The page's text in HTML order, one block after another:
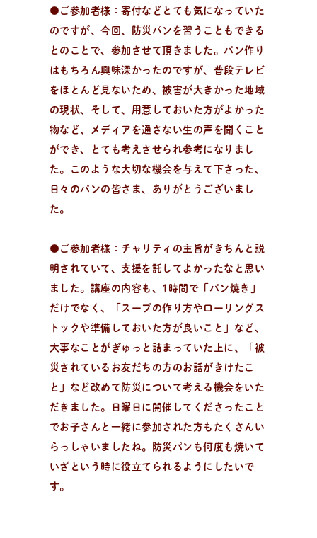
●ご参加者様：寄付などとても気になっていた
のですが、今回、防災パンを習うこともできる
とのことで、参加させて頂きました。パン作り
はもちろん興味深かったのですが、普段テレビ
をほとんど見ないため、被害が大きかった地域
の現状、そして、用意しておいた方がよかった
物など、メディアを通さない生の声を聞くこと
ができ、とても考えさせられ参考になりまし
た。このような大切な機会を与えて下さった、
日々のパンの皆さま、ありがとうございまし
た。
●ご参加者様：チャリティの主旨がきちんと説
明されていて、支援を託してよかったなと思い
ました。講座の内容も、1時間で「パン焼き」
だけでなく、「スープの作り方やローリングス
トックや準備しておいた方が良いこと」など、
大事なことがぎゅっと詰まっていた上に、「被
災されているお友だちの方のお話がきけたこ
と」など改めて防災について考える機会をいた
だきました。日曜日に開催してくださったこと
でお子さんと一緒に参加された方もたくさんい
らっしゃいましたね。防災パンも何度も焼いて
いざという時に役立てられるようにしたいで
す。